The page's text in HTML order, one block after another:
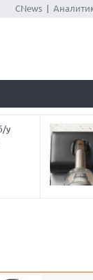
CNews|
у